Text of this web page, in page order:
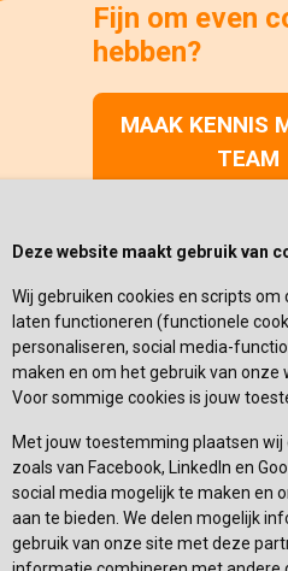
Deze website maakt gebruik van
Wij gebruiken cookies en scripts
laten functioneren (functionele
personaliseren, social media-
maken en om het gebruik van onze
Voor sommige cookies is jouw
Met jouw toestemming plaatsen wij
zoals van Facebook, LinkedIn en
social media mogelijk te maken en
aan te bieden. We delen mogelijk
gebruik van onze site met deze
Fijn om even
hebben?
MAAK KENNIS
TEAM